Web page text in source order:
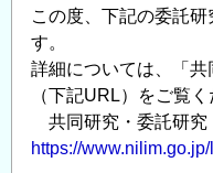
研
究
所
研
究
所
この度、下記の委託
す。
詳細については、「
（下記URL）をご覧く
共同研究・委託研究
https://